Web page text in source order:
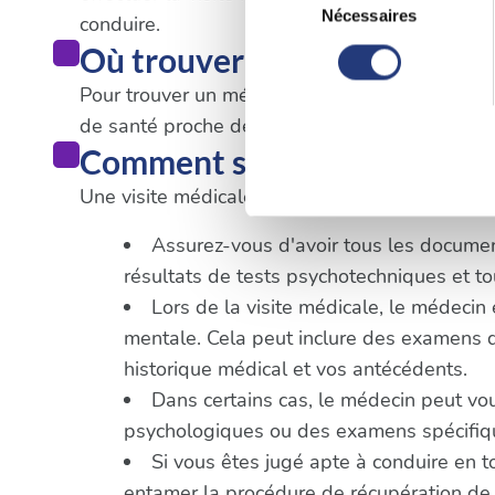
Si vous le permettez, nous
Collecter des
Identifier votre
Les cookies nous
sociaux et d'analyser notre
partenaires de médias
vous leur avez fournies ou
consentement
Nécessaires
conduire.
Où trouver un médecin à La
Pour trouver un médecin agréé pour le
de santé proche de votre lieu d'habitation ou
Comment se déroule une
Une visite médicale pour un permis de
Assurez-vous d'avoir tous les
résultats de tests psychotechniques et
Lors de la visite médicale, le
mentale. Cela peut inclure des
historique médical et vos antécédents.
Dans certains cas, le médecin peut
psychologiques ou des examens
Si vous êtes jugé apte à conduire en